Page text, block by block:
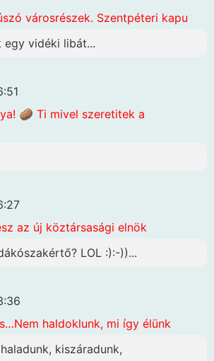
városrészek. Szentpéteri kapu
egy vidéki libát...
🥔 Ti mivel szeretitek a
az új köztársasági elnök
LOL :):-))...
haldoklunk, mi így élünk
kiszáradunk,